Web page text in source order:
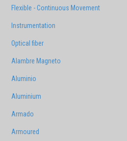
Flexible - Continuous Movement
Instrumentation
Optical fiber
Alambre Magneto
Aluminio
Aluminium
Armado
Armoured